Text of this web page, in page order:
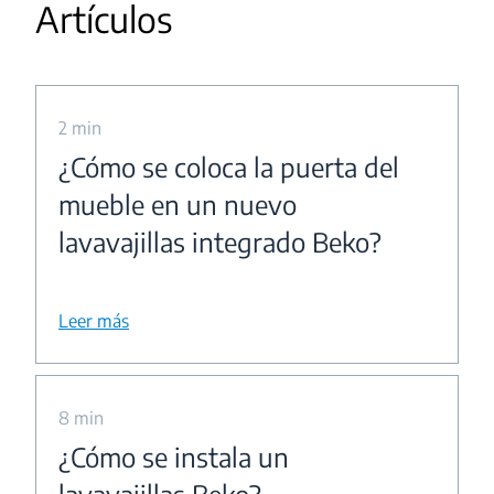
Artículos
2 min
¿Cómo se coloca la puerta del
mueble en un nuevo
lavavajillas integrado Beko?
Leer más
8 min
¿Cómo se instala un